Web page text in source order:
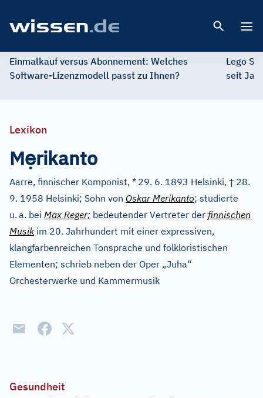
Einmalkauf versus Abonnement: Welches
Software-Lizenzmodell passt zu Ihnen?
Lego
seit
Lexikon
Mẹrikanto
Aarre, finnischer Komponist, * 29. 6. 1893 Helsinki, † 28.
9. 1958 Helsinki; Sohn von Oskar Merikanto; studierte
u. a. bei Max Reger; bedeutender Vertreter der finnischen
Musikim 20. Jahrhundert mit einer expressiven,
klangfarbenreichen Tonsprache und folkloristischen
Elementen; schrieb neben der Oper „Juha“
Orchesterwerke und Kammermusik
Gesundheit